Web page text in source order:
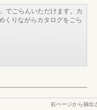
でごらんいただけます。カ
くりながらカタログをごら
右ページから抽出